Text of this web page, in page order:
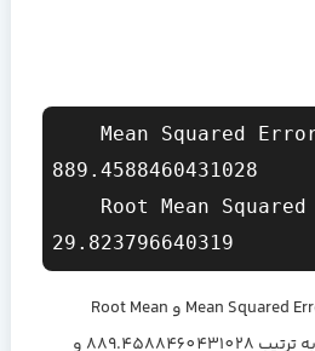
889.4588460431028
با توجه به مقادیر Mean Squared Error (MSE) و Root Mean
Squared Error (RMSE) که به ترتیب 889.4588460431028 و